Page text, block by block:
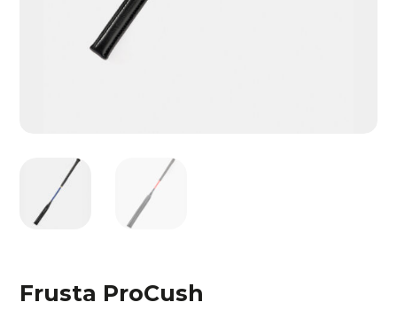
Frusta ProCush